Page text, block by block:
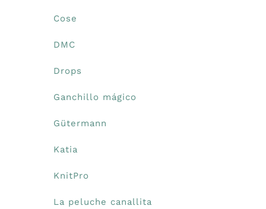
Blog
Cose
DMC
Drops
Ganchillo mágico
Gütermann
Katia
KnitPro
La peluche canallita